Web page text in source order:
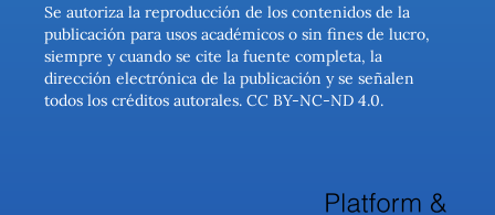
Se autoriza la reproducción de los contenidos de la
publicación para usos académicos o sin fines de lucro,
siempre y cuando se cite la fuente completa, la
dirección electrónica de la publicación y se señalen
todos los créditos autorales. CC BY-NC-ND 4.0.